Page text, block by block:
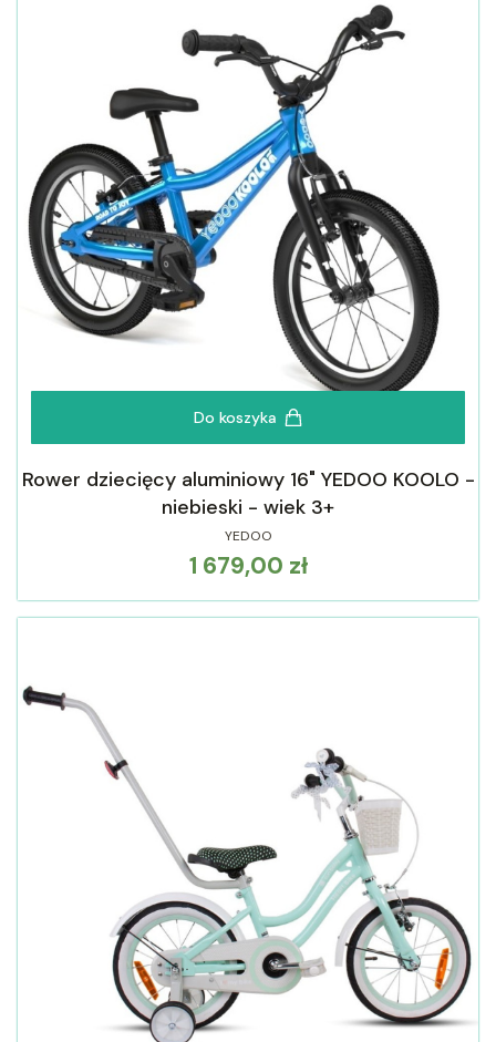
Do koszyka
Rower dziecięcy aluminiowy 16" YEDOO KOOLO -
niebieski - wiek 3+
YEDOO
Cena
1 679,00 zł